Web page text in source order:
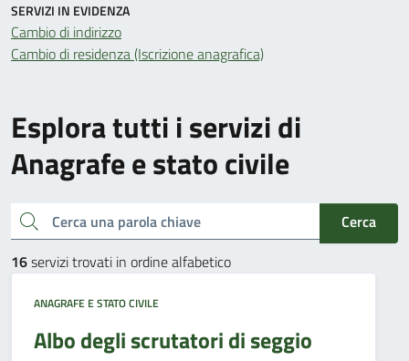
Esplora tutti i servizi di
Anagrafe e stato civile
Cerca una parola chiave
Cerca
16servizi trovati in ordine alfabetico
ANAGRAFE E STATO CIVILE
Albo degli scrutatori di seggio
SERVIZI IN EVIDENZA
Cambio di indirizzo
Cambio di residenza (Iscrizione anagrafica)